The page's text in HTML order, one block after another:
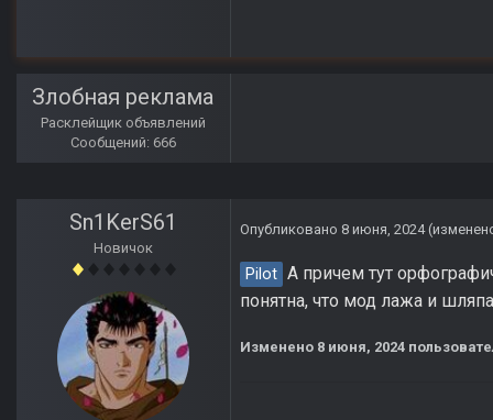
Злобная реклама
Расклейщик объявлений
Сообщений: 666
Sn1KerS61
Новичок
Опубликовано 8 июня, 2024
Pilot А причем тут
понятна, что мод лажа и
Изменено 8 июня, 2024